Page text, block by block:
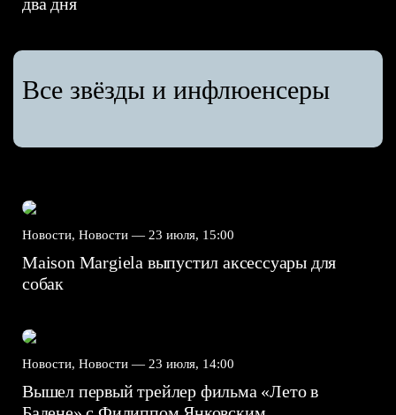
два дня
Все звёзды и инфлюенсеры
Новости, Новости — 23 июля, 15:00
Maison Margiela выпустил аксессуары для
собак
Новости, Новости — 23 июля, 14:00
Вышел первый трейлер фильма «Лето в